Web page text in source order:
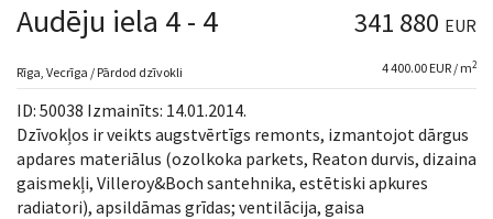
Meklēt īpašumu
Novērtēt īpašumu
Uzņēmums
Audēju iela 4 - 4 341 880 EUR
Rīga, Vecrīga / Pārdod dzīvokli 4 400.00 EUR / m2
ID: 50038 Izmainīts: 14.01.2014.
Dzīvokļos ir veikts augstvērtīgs remonts, izmantojot dārgus
apdares materiālus (ozolkoka parkets, Reaton durvis, dizaina
gaismekļi, Villeroy&Boch santehnika, estētiski apkures
radiatori), apsildāmas grīdas; ventilācija, gaisa